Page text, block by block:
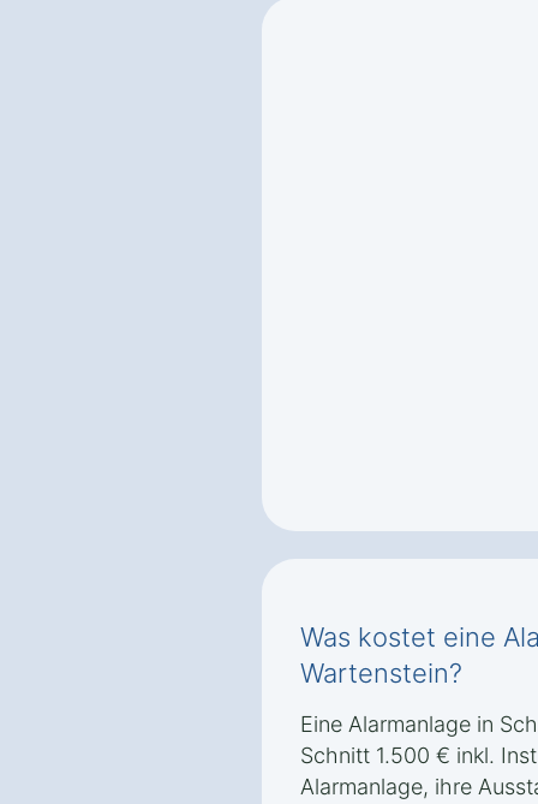
Was kostet eine
Wartenstein?
Eine Alarmanlage in
Schnitt 1.500 € inkl.
Alarmanlage, ihre